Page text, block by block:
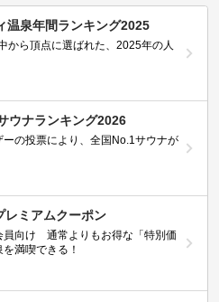
温泉年間ランキング2025
から頂点に選ばれた、2025年の人
ウナランキング2026
ーの投票により、全国No.1サウナが
レミアムクーポン
員向け 通常よりもお得な「特別価
満喫できる！